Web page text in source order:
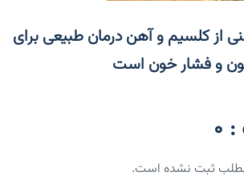
از کلسیم و آهن درمان طبیعی برای
و فشار خون است
مطلب ثبت نشده است.